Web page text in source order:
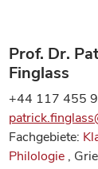
Prof. Dr.
Finglass
+44 117 455
Fachgebiete:
Philologie ,